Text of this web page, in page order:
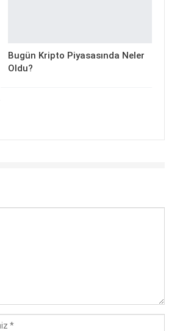
Bugün Kripto Piyasasında Neler
Oldu?